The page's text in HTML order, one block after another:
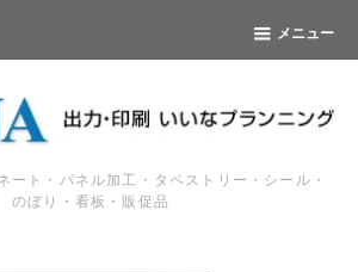
メニュー
ート・パネル加工・タペストリー・シール・
のぼり・看板・販促品